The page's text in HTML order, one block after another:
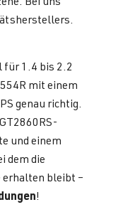
1.4 bis 2.2
mit einem
genau richtig.
und einem
dem die
erhalten bleibt –
!